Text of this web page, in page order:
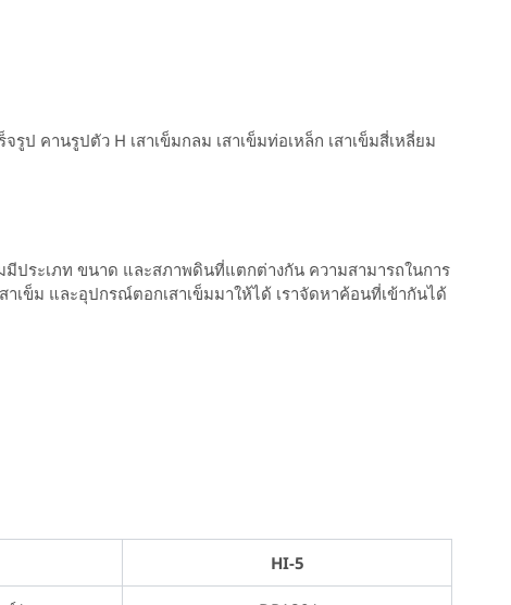
ป คานรูปตัว H เสาเข็มกลม เสาเข็มท่อเหล็ก เสาเข็มสี่เหลี่ยม
ประเภท ขนาด และสภาพดินที่แตกต่างกัน ความสามารถในการ
เข็ม และอุปกรณ์ตอกเสาเข็มมาให้ได้ เราจัดหาค้อนที่เข้ากันได้
HI-5